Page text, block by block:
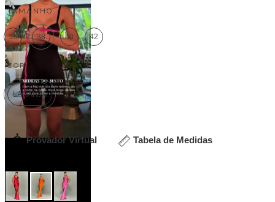
TAMANHO:
36 38 40 42
COR:
LARANJA
Provador Virtual Tabela de Medidas